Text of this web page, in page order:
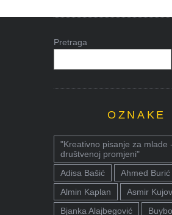
Pretraga
OZNAKE
"Kreativno pisanje za mlade
društvenoj promjeni"
Adisa Bašić
Ahmed Burić
Almin Kaplan
Asmir
Bjanka Alajbegović